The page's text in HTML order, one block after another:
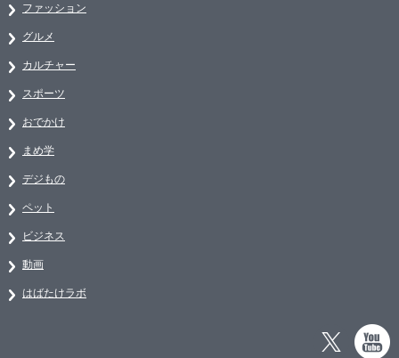
ファッション
グルメ
カルチャー
スポーツ
おでかけ
まめ学
デジもの
ペット
ビジネス
動画
はばたけラボ